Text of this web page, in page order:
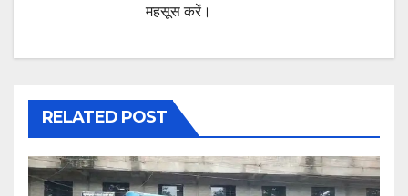
महसूस करें।
RELATED POST